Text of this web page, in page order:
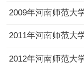
2009年河南师范大
2011年河南师范大
2012年河南师范大